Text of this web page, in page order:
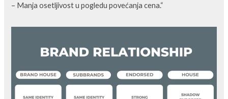
– Manja osetljivost u pogledu povećanja cena.“